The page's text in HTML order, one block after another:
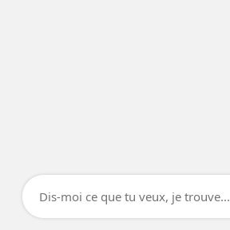
Dis-moi ce que tu veux, je trouve...